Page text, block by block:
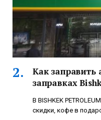
Как заправить
заправках
В BISHKEK
скидки, кофе в